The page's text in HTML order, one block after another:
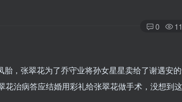
0
，张翠花为了乔守业将孙女星星卖给了谢遇安
治病答应结婚用彩礼给张翠花做手术，没想到